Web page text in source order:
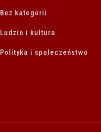
Bez kategorii
Ludzie i kultura
Polityka i społeczeństwo